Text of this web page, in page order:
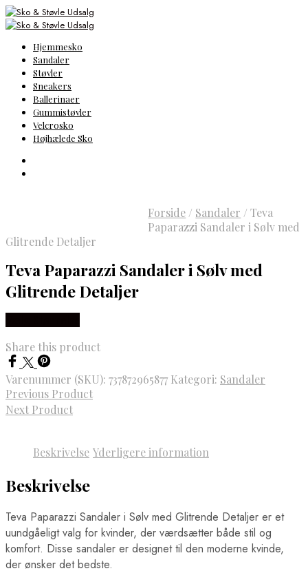
Hjemmesko
Sandaler
Støvler
Sneakers
Ballerinaer
Gummistøvler
Velcrosko
Højhælede Sko
Forside / Sandaler / Teva
Paparazzi Sandaler i Sølv med
Glitrende Detaljer
Teva Paparazzi Sandaler i Sølv med
Glitrende Detaljer
Share this product
Varenummer (SKU): 737872965877 Kategori: Sandaler
Previous Product
Next Product
Beskrivelse Yderligere information
Beskrivelse
Teva Paparazzi Sandaler i Sølv med Glitrende Detaljer er et
uundgåeligt valg for kvinder, der værdsætter både stil og
komfort. Disse sandaler er designet til den moderne kvinde,
der ønsker det bedste.